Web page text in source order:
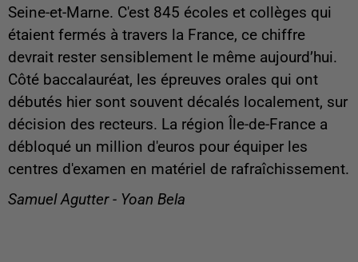
Seine-et-Marne. C'est 845 écoles et collèges qui
étaient fermés à travers la France, ce chiffre
devrait rester sensiblement le même aujourd’hui.
Côté baccalauréat, les épreuves orales qui ont
débutés hier sont souvent décalés localement, sur
décision des recteurs. La région Île-de-France a
débloqué un million d'euros pour équiper les
centres d'examen en matériel de rafraîchissement.
Samuel Agutter - Yoan Bela